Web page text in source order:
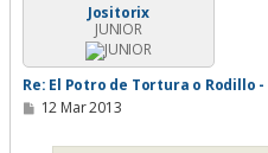
Jositorix
JUNIOR
Re: El Potro de Tortura o Rodillo
M12 Mar 2013